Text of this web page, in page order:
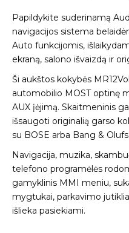
Papildykite suderinamą
navigacijos sistema
Auto funkcijomis,
ekraną, salono išvaizdą ir
Ši aukštos kokybės
automobilio MOST optinę
AUX įėjimą. Skaitmeninis
išsaugoti originalią garso
su BOSE arba Bang &
Navigacija, muzika,
telefono programėlės
gamyklinis MMI meniu,
mygtukai, parkavimo
išlieka pasiekiami.